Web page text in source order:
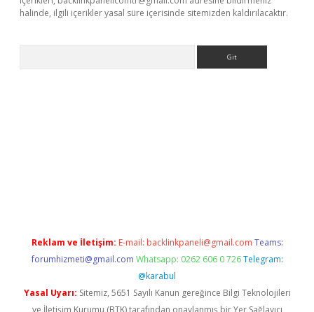
halinde, ilgili içerikler yasal süre içerisinde sitemizden kaldırılacaktır.
Reklam ve İletişim: E-mail: backlinkpaneli@gmail.com Teams:
forumhizmeti@gmail.com Whatsapp: 0262 606 0 726 Telegram:
@karabul
Yasal Uyarı: Sitemiz, 5651 Sayılı Kanun gereğince Bilgi Teknolojileri
ve İletişim Kurumu (BTK) tarafından onaylanmış bir Yer Sağlayıcı